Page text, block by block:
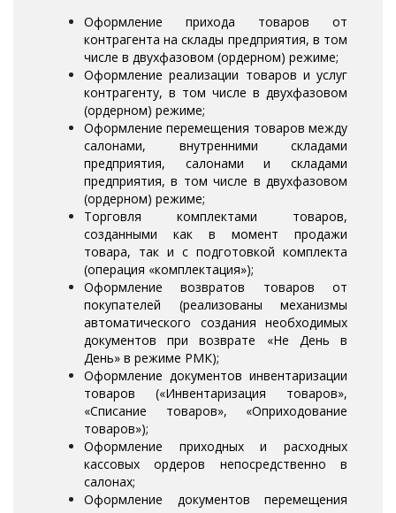
Оформление прихода товаров от
контрагента на склады предприятия, в том
числе в двухфазовом (ордерном) режиме;
Оформление реализации товаров и услуг
контрагенту, в том числе в двухфазовом
(ордерном) режиме;
Оформление перемещения товаров между
салонами, внутренними складами
предприятия, салонами и складами
предприятия, в том числе в двухфазовом
(ордерном) режиме;
Торговля комплектами товаров,
созданными как в момент продажи
товара, так и с подготовкой комплекта
(операция «комплектация»);
Оформление возвратов товаров от
покупателей (реализованы механизмы
автоматического создания необходимых
документов при возврате «Не День в
День» в режиме РМК);
Оформление документов инвентаризации
товаров («Инвентаризация товаров»,
«Списание товаров», «Оприходование
товаров»);
Оформление приходных и расходных
кассовых ордеров непосредственно в
салонах;
Оформление документов перемещения